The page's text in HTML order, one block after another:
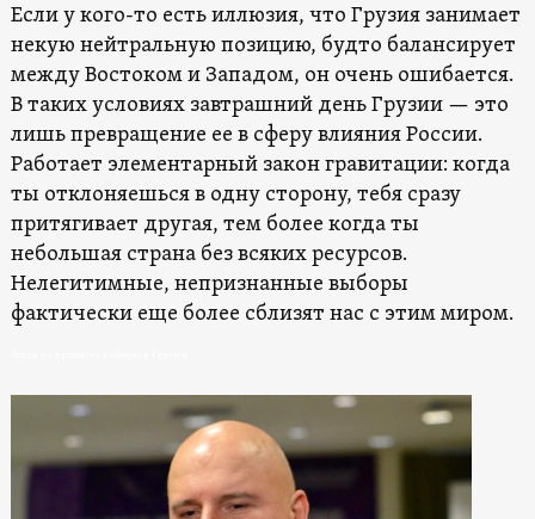
Если у кого-то есть иллюзия, что Грузия занимает
некую нейтральную позицию, будто балансирует
между Востоком и Западом, он очень ошибается.
В таких условиях завтрашний день Грузии — это
лишь превращение ее в сферу влияния России.
Работает элементарный закон гравитации: когда
ты отклоняешься в одну сторону, тебя сразу
притягивает другая, тем более когда ты
небольшая страна без всяких ресурсов.
Нелегитимные, непризнанные выборы
фактически еще более сблизят нас с этим миром.